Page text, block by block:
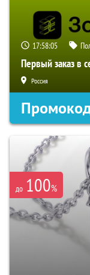
17:58:05
Первый заказ в
Россия
до 100%